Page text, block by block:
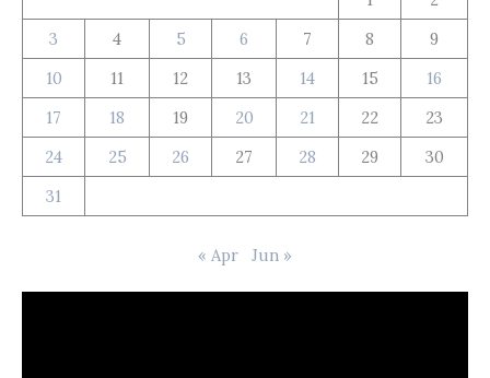
3
4 5 6 7 8
9
10
11 12 13 14 15
16
17
18 19 20 21 22
23
24
25 26 27 28 29
30
31
« Apr Jun »